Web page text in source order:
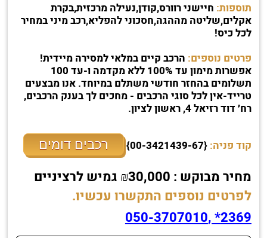
תוספות: חיישני רוורס,קודן,נעילה מרכזית,בקרת
אקלים,שליטה מההגה,חסכוני להפליא,רכב מיני במחיר
לכל כיס!
פרטים נוספים: הרכב קיים במלאי למסירה מיידית!
אפשרות מימון עד 100% ללא מקדמה ו-עד 100
תשלומים בהחזר חודשי משתלם במיוחד. אנו מבצעים
טרייד-אין לכל סוגי הרכבים - מחכים לך בענק הרכבים,
רח׳ דוד רזיאל 4, ראשון לציון.
קוד פניה:{00-3421439-67} רכבים דומים
מחיר מבוקש : ₪30,000 גמיש לרציניים
לפרטים נוספים התקשרו עכשיו.
2369* ,050-3707010